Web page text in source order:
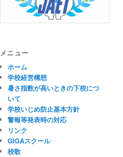
メニュー
ホーム
学校経営構想
暑さ指数が高いときの下校につ
いて
学校いじめ防止基本方針
警報等発表時の対応
リンク
GIGAスクール
校歌